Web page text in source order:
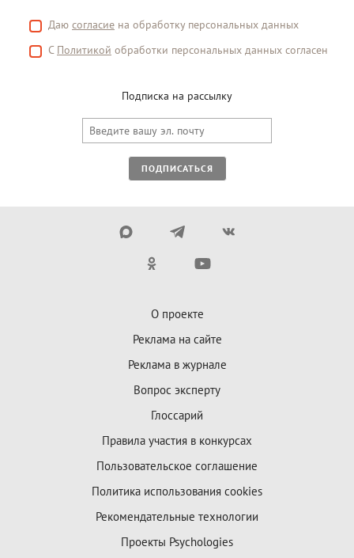
Даю согласие на обработку персональных данных
С Политикой обработки персональных данных согласен
Подписка на рассылку
ПОДПИСАТЬСЯ
О проекте
Реклама на сайте
Реклама в журнале
Вопрос эксперту
Глоссарий
Правила участия в конкурсах
Пользовательское соглашение
Политика использования cookies
Рекомендательные технологии
Проекты Psychologies